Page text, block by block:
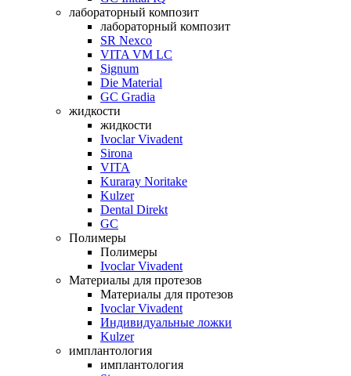
лабораторный композит
лабораторный композит
SR Nexco
VITA VM LC
Signum
Die Material
GC Gradia
жидкости
жидкости
Ivoclar Vivadent
Sirona
VITA
Kuraray Noritake
Kulzer
Dental Direkt
GC
Полимеры
Полимеры
Ivoclar Vivadent
Материалы для протезов
Материалы для протезов
Ivoclar Vivadent
Индивидуальные ложки
Kulzer
имплантология
имплантология